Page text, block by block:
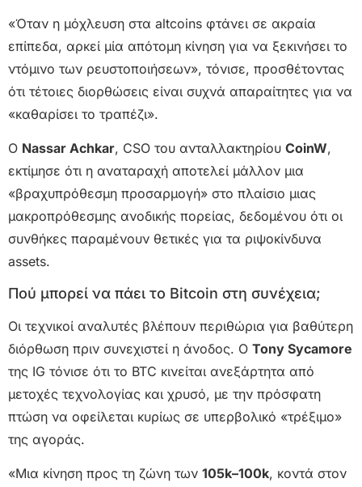
«Όταν η μόχλευση στα altcoins φτάνει σε ακραία
επίπεδα, αρκεί μία απότομη κίνηση για να ξεκινήσει το
ντόμινο των ρευστοποιήσεων», τόνισε, προσθέτοντας
ότι τέτοιες διορθώσεις είναι συχνά απαραίτητες για να
«καθαρίσει το τραπέζι».
Ο Nassar Achkar, CSO του ανταλλακτηρίου CoinW,
εκτίμησε ότι η αναταραχή αποτελεί μάλλον μια
«βραχυπρόθεσμη προσαρμογή» στο πλαίσιο μιας
μακροπρόθεσμης ανοδικής πορείας, δεδομένου ότι οι
συνθήκες παραμένουν θετικές για τα ριψοκίνδυνα
assets.
Πού μπορεί να πάει το Bitcoin στη συνέχεια;
Οι τεχνικοί αναλυτές βλέπουν περιθώρια για βαθύτερη
διόρθωση πριν συνεχιστεί η άνοδος. Ο Tony Sycamore
της IG τόνισε ότι το BTC κινείται ανεξάρτητα από
μετοχές τεχνολογίας και χρυσό, με την πρόσφατη
πτώση να οφείλεται κυρίως σε υπερβολικό «τρέξιμο»
της αγοράς.
«Μια κίνηση προς τη ζώνη των 105k–100k, κοντά στον